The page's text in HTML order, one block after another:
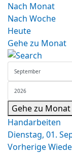
Nach Monat
Nach Woche
Heute
Gehe zu Monat
Gehe zu Monat
Handarbeiten
Dienstag, 01.
Vorherige